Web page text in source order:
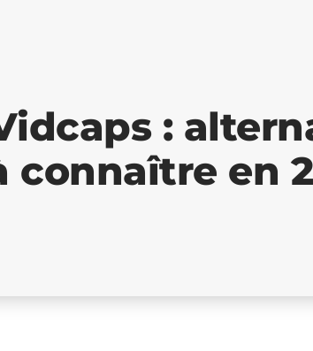
:
connaître en